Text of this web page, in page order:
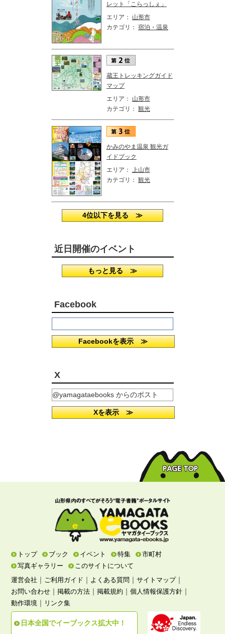
レット「こらっしぇ」
エリア： 山形市
カテゴリ： 宿泊・温泉
蔵王トレッキングガイド
マップ
エリア： 山形市
カテゴリ： 観光
かみのやま温泉 観光ガ
イドブック
エリア：
上山市
カテゴリ： 観光
4位以下を見る ≫
近日開催のイベント
もっと見る ≫
Facebook
Facebookを表示 ≫
X
@yamagataebooks からのポスト
Xを表示 ≫
トップ ブック イベント 特集
市町村
写真ギャラリー
このサイトについて
運営会社 ｜ ご利用ガイド ｜ よくある質問 ｜サイトマップ｜
お問い合わせ ｜掲載の方法 ｜掲載規約 ｜個人情報保護方針 ｜
動作環境 ｜ リンク集
日本全国でイーブックス拡大中！